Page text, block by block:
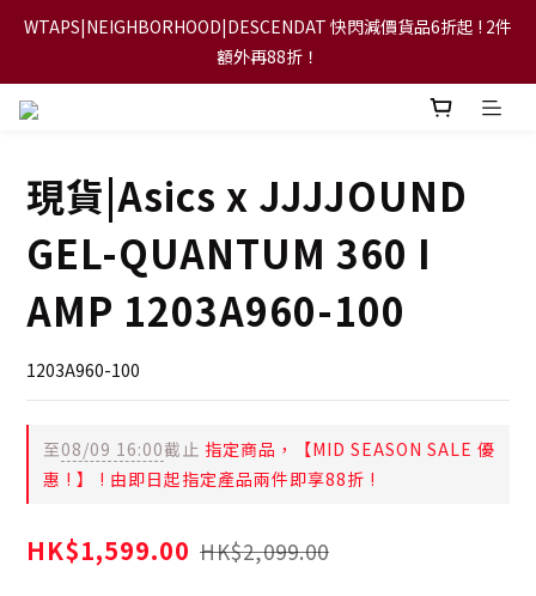
【FLASH SALE 兩件指定現貨產品即享88折】
WTAPS|NEIGHBORHOOD|DESCENDAT 快閃減價貨品6折起 ! 2件
額外再88折！
【立即加入會員，每次消費將可獲禮金回贈下一次使用！】
【FLASH SALE 兩件指定現貨產品即享88折】
現貨|Asics x JJJJOUND
GEL-QUANTUM 360 I
AMP 1203A960-100
1203A960-100
至08/09 16:00截止 指定商品，【MID SEASON SALE 優
惠 ! 】 ! 由即日起指定產品兩件即享88折 !
HK$1,599.00 HK$2,099.00